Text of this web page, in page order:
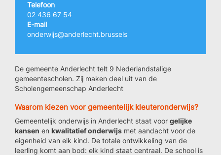
Telefoon
02 436 67 54
E-mail
onderwijs@anderlecht.brussels
De gemeente Anderlecht telt 9 Nederlandstalige
gemeentescholen. Zij maken deel uit van de
Scholengemeenschap Anderlecht
Waarom kiezen voor gemeentelijk kleuteronderwijs?
Gemeentelijk onderwijs in Anderlecht staat voor gelijke
kansen en kwalitatief onderwijs met aandacht voor de
eigenheid van elk kind. De totale ontwikkeling van de
leerling komt aan bod: elk kind staat centraal. De school is